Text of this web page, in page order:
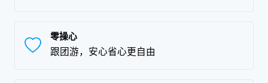
零操心
跟团游，安心省心更自由